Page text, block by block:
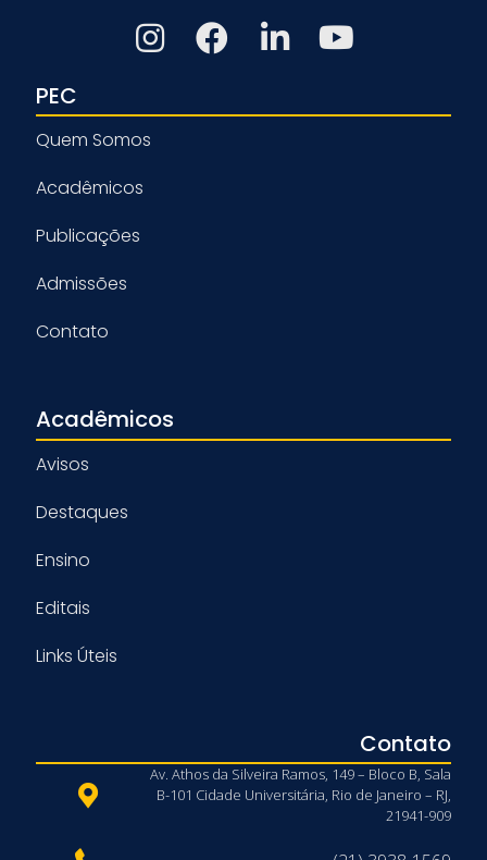
PEC
Quem Somos
Acadêmicos
Publicações
Admissões
Contato
Acadêmicos
Avisos
Destaques
Ensino
Editais
Links Úteis
Contato
Av. Athos da Silveira Ramos, 149 – Bloco B, Sala
B-101 Cidade Universitária, Rio de Janeiro – RJ,
21941-909